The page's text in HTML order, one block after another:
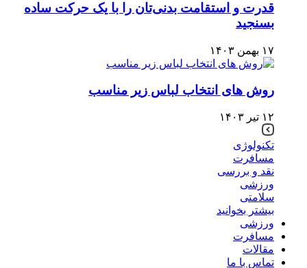
قدرت و استقامت بدنی‌تان را با یک حرکت ساده
بسنجید
۱۷ بهمن ۱۴۰۳
روش های انتخاب لباس زیر مناسب
۱۲ تیر ۱۴۰۳
تکنولوژی
مسافرت
نقد و بررسی
ورزشی
سلامتی
بیشتر بخوانید
ورزشی
مسافرت
مقالات
تماس با ما